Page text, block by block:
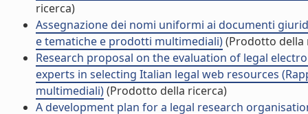
ricerca)
Assegnazione dei nomi uniformi ai documenti
e tematiche e prodotti multimediali)(Prodotto della
Research proposal on the evaluation of legal
experts in selecting Italian legal web resources
multimediali)(Prodotto della ricerca)
A development plan for a legal research